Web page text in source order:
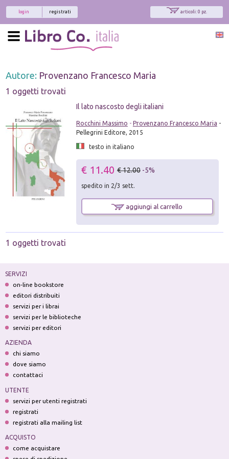
articoli: 0 pz.
registrati
login
Autore: Provenzano Francesco Maria
1 oggetti trovati
Il lato nascosto degli italiani
Rocchini Massimo - Provenzano Francesco Maria -
Pellegrini Editore, 2015
testo in italiano
€ 11.40 € 12.00 -5%
spedito in 2/3 sett.
aggiungi al carrello
1 oggetti trovati
SERVIZI
on-line bookstore
editori distribuiti
servizi per i librai
servizi per le biblioteche
servizi per editori
AZIENDA
chi siamo
dove siamo
contattaci
UTENTE
servizi per utenti registrati
registrati
registrati alla mailing list
ACQUISTO
come acquistare